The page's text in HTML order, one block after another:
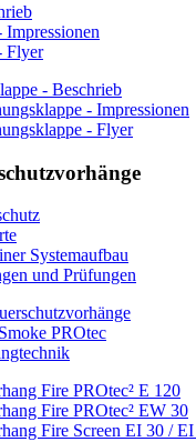
Flyer
- Beschrieb
- Impressionen
- Flyer
Systemaufbau
und Prüfungen
PROtec
Fire PROtec² E 120
Fire PROtec² EW 30
Fire Screen EI 30 /